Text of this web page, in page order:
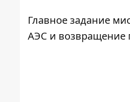
Главноезадание
АЭС и возвращение